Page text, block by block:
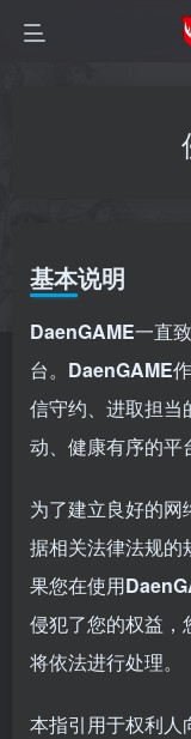
基本说明
DaenGAME一直
台。 DaenGAME
信守约、进取担当
动、健康有序的平
为了建立良好的
据相关法律法规的
果您在使用
侵犯了您的权益，
将依法进行处理。
本指引用于权利人